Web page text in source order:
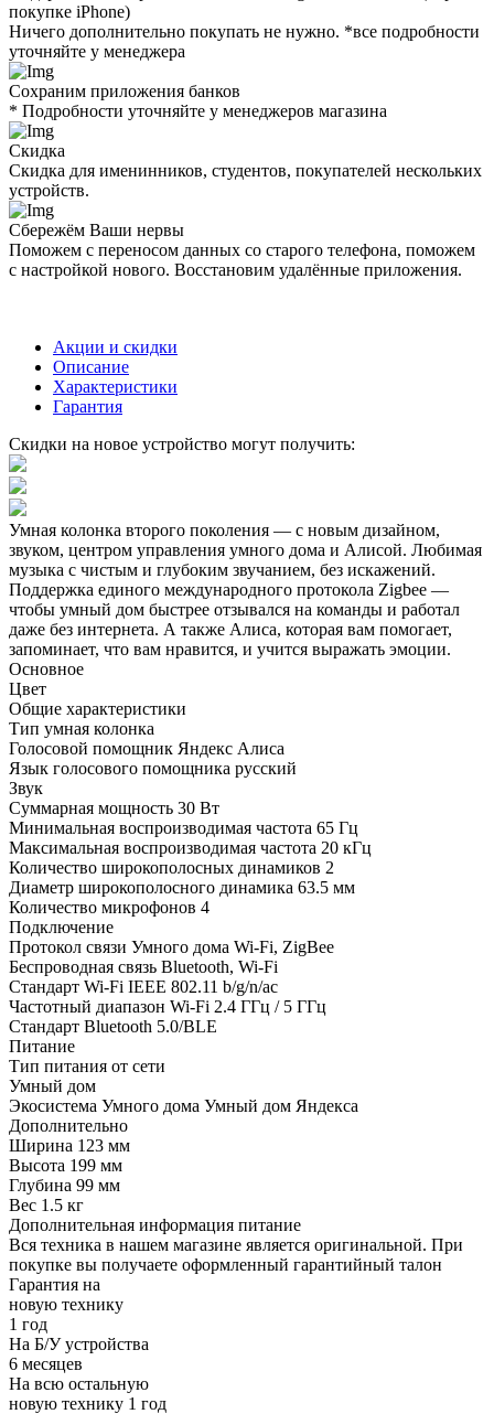
покупке iPhone)
Ничего дополнительно покупать не нужно. *все подробности
уточняйте у менеджера
Сохраним приложения банков
* Подробности уточняйте у менеджеров магазина
Скидка
Скидка для именинников, студентов, покупателей нескольких
устройств.
Сбережём Ваши нервы
Поможем с переносом данных со старого телефона, поможем
с настройкой нового. Восстановим удалённые приложения.
Акции и скидки
Описание
Характеристики
Гарантия
Скидки на новое устройство могут получить:
Умная колонка второго поколения — с новым дизайном,
звуком, центром управления умного дома и Алисой. Любимая
музыка с чистым и глубоким звучанием, без искажений.
Поддержка единого международного протокола Zigbee —
чтобы умный дом быстрее отзывался на команды и работал
даже без интернета. А также Алиса, которая вам помогает,
запоминает, что вам нравится, и учится выражать эмоции.
Основное
Цвет
Общие характеристики
Тип умная колонка
Голосовой помощник Яндекс Алиса
Язык голосового помощника русский
Звук
Суммарная мощность 30 Вт
Минимальная воспроизводимая частота 65 Гц
Максимальная воспроизводимая частота 20 кГц
Количество широкополосных динамиков 2
Диаметр широкополосного динамика 63.5 мм
Количество микрофонов 4
Подключение
Протокол связи Умного дома Wi-Fi, ZigBee
Беспроводная связь Bluetooth, Wi-Fi
Стандарт Wi-Fi IEEE 802.11 b/g/n/ac
Частотный диапазон Wi-Fi 2.4 ГГц / 5 ГГц
Стандарт Bluetooth 5.0/BLE
Питание
Тип питания от сети
Умный дом
Экосистема Умного дома Умный дом Яндекса
Дополнительно
Ширина 123 мм
Высота 199 мм
Глубина 99 мм
Вес 1.5 кг
Дополнительная информация питание
Вся техника в нашем магазине является оригинальной. При
покупке вы получаете оформленный гарантийный талон
Гарантия на
новую технику
1 год
На Б/У устройства
6 месяцев
На всю остальную
новую технику 1 год